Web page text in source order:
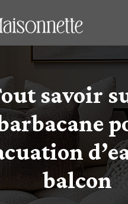
savoir
balcon